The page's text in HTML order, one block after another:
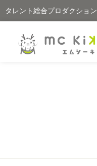
タレント総合プロダクション